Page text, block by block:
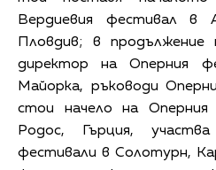
Вердиевия фестивал в
Пловдив; в
директор на Оперния
Майорка, ръководи
стои начело на
Родос, Гърция,
фестивали в Солотурн,